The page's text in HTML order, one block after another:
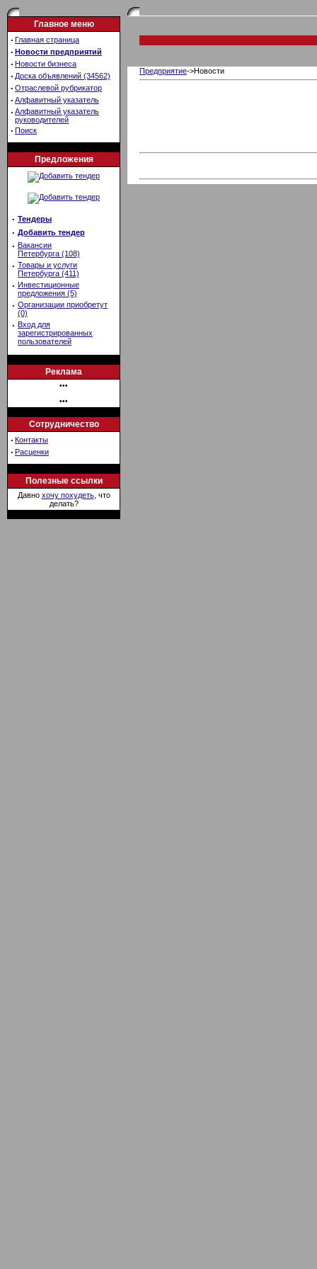
Главное меню
· Главная страница
· Новости предприятий
· Новости бизнеса
· Доска объявлений (34562)
· Отраслевой рубрикатор
· Алфавитный указатель
· Алфавитный указатель
руководителей
· Поиск
Предложения
· Тендеры
· Добавить тендер
· Вакансии
Петербурга (108)
· Товары и услуги
Петербурга (411)
· Инвестиционные
предложения (5)
· Организации приобретут
(0)
· Вход для
зарегистрированных
пользователей
Реклама
•••
•••
Сотрудничество
· Контакты
· Расценки
Полезные ссылки
Давно хочу похудеть, что
делать?
Предприятие->Новости